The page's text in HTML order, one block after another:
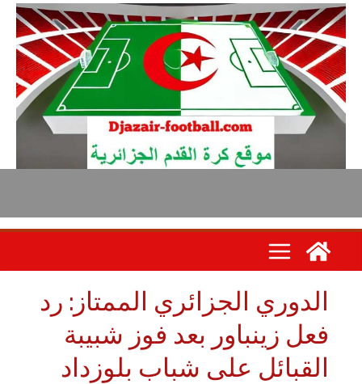
الجزائري الممتاز: رد
زينباور بعد فوز شبيبة
على شباب بلوزداد